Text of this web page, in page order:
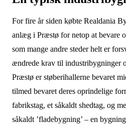
For fire år siden købte Realdania
anlæg i Præstø for netop at bevare
som mange andre steder helt er
ændrede krav til industribygninger
Præstø er støberihallerne bevaret
tilmed bevaret deres oprindelige
fabrikstag, et såkaldt shedtag, og
såkaldt ’fladebygning’ – en